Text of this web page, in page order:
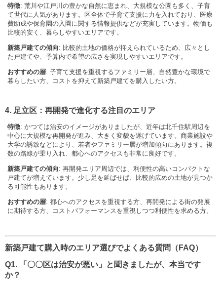
特徴: 荒川や江戸川の豊かな自然に恵まれ、大規模な公園も多く、子育
て世代に人気があります。区全体で子育て支援に力を入れており、医療
費助成や保育園の入園に関する情報提供などが充実しています。物価も
比較的安く、暮らしやすいエリアです。
新築戸建ての傾向: 比較的土地の価格が抑えられているため、広々とし
た戸建てや、予算内で希望の広さを実現しやすいエリアです。
おすすめの層: 子育て支援を重視するファミリー層、自然豊かな環境で
暮らしたい方、コストを抑えて新築戸建てを購入したい方。
4. 足立区：再開発で進化する注目のエリア
特徴: かつては治安のイメージがありましたが、近年は北千住駅周辺を
中心に大規模な再開発が進み、大きく変貌を遂げています。商業施設や
大学の誘致などにより、若者やファミリー層が増加傾向にあります。複
数の路線が乗り入れ、都心へのアクセスも非常に良好です。
新築戸建ての傾向: 再開発エリア周辺では、利便性の高いコンパクトな
戸建てが増えています。少し足を延ばせば、比較的広めの土地が見つか
る可能性もあります。
おすすめの層: 都心へのアクセスを重視する方、再開発による街の発展
に期待する方、コストパフォーマンスを重視しつつ利便性を求める方。
新築戸建て購入時のエリア選びでよくある質問（FAQ）
Q1. 「〇〇区は治安が悪い」と聞きましたが、本当です
か？